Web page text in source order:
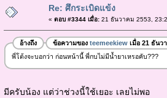
Re: ศึกระเบิดแข้ง
« ตอบ #3344 เมื่อ:21 ธันวาคม 2553,
อ้างถึง ข้อความของ teemeekiewเมื่อ 21 ธันว
พี่โต้งจะบอกว่า ก่อนหน้านี้ พี่กบไม่มีน้ำยาเหรอคับ???
มีครับน้อง แต่ว่าช่วงนี้ใช้เยอะ เลยไม่พอ